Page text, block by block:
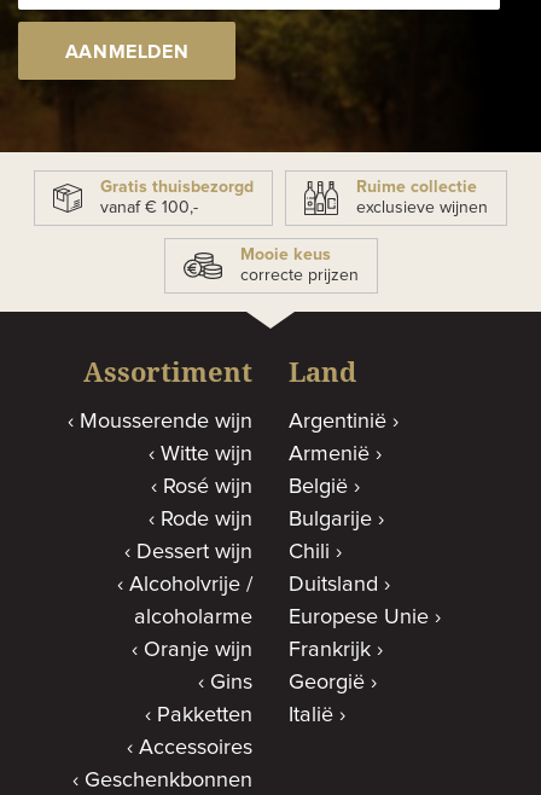
AANMELDEN
Gratis thuisbezorgd
vanaf € 100,-
Ruime collectie
exclusieve wijnen
Mooie keus
correcte prijzen
Assortiment
Mousserende wijn
Witte wijn
Rosé wijn
Rode wijn
Dessert wijn
Alcoholvrije /
alcoholarme
Oranje wijn
Gins
Pakketten
Accessoires
Geschenkbonnen
Land
Argentinië
Armenië
België
Bulgarije
Chili
Duitsland
Europese Unie
Frankrijk
Georgië
Italië